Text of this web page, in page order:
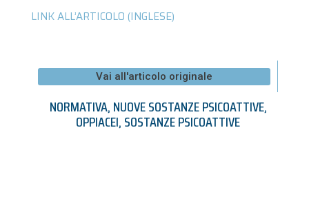
LINK ALL’ARTICOLO (INGLESE)
Vai all'articolo originale
NORMATIVA,NUOVE SOSTANZE PSICOATTIVE,
OPPIACEI,SOSTANZE PSICOATTIVE